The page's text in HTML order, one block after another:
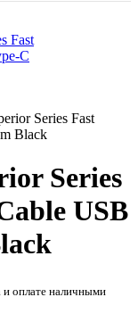
Series Fast
Black
Series
USB
и оплате наличными